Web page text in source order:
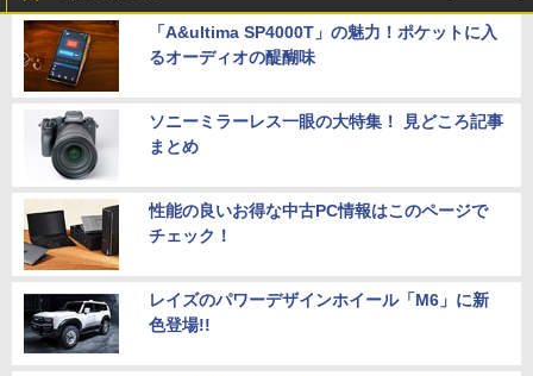
「A&ultima SP4000T」の魅力！ポケットに入
るオーディオの醍醐味
ソニーミラーレス一眼の大特集！ 見どころ記事
まとめ
性能の良いお得な中古PC情報はこのページで
チェック！
レイズのパワーデザインホイール「M6」に新
色登場!!